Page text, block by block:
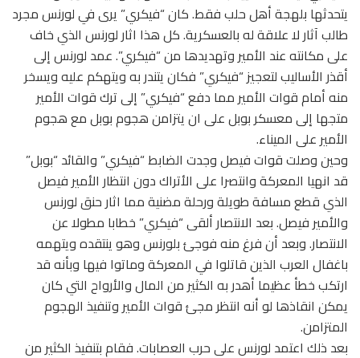
يتحدثها بلهجة أهل حلب فقط. كان “فيكري” يرى في لورنس مجرد
طالب آثار لا علاقة له بالعسكرية. كل هذا اثار لورنس الذي خاف
على مكانته عند الأمير وتهديدها من “فيكري”. عمد لورنس إلى
أقذر الأساليب لتعجيز “فيكري” فكان يتندر به ويتهكم عليه ويسخر
منه أمام قوات الأمير مما دفع “فيكري” إلى ترك قوات الأمير
متجها إلى معسكر بوبل على ان يتزامن هجوم بوبل مع هجوم
الأمير على الميناء.
وحين وصلت قوات فيصل وجدت الضابط “فيكري” والقائد “بوبل”
قد انهيا المعركة وانتصرا على الأتراك دون انتظار الأمير فيصل
الذي قطع مسافة طويلة ورحلة مضنية مما اثار حنق لورنس
والأمير فيصل. بعد الانتصار ألقى “فيكري” خطابا مطولا عن
الانتصار. وبعد أن فرغ منه فوجئ بلورنس وهو ينتقده ويتهمه
باغفال العرب الذين قاتلوا في المعركة وماتوا فيها وبأنه قد
ارتكب خطأ عظيما أهدر به الكثير من المال والأرواح التي كان
يمكن انقاذها لو أنه انتظر مجئ قوات الأمير وتنفيذ الهجوم
المتزامن.
بعد ذلك اعتمد لورنس على حرب العصابات. فقام بتنفيذ الكثير من